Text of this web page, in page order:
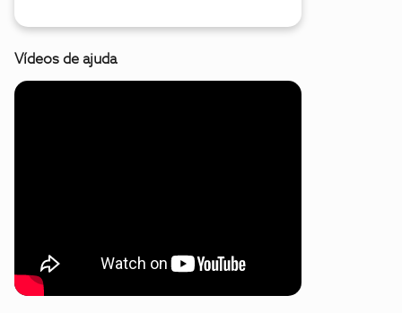
Vídeos de ajuda